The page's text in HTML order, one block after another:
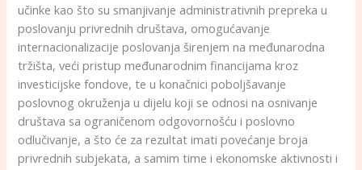
učinke kao što su smanjivanje administrativnih prepreka u
poslovanju privrednih društava, omogućavanje
internacionalizacije poslovanja širenjem na međunarodna
tržišta, veći pristup međunarodnim financijama kroz
investicijske fondove, te u konačnici poboljšavanje
poslovnog okruženja u dijelu koji se odnosi na osnivanje
društava sa ograničenom odgovornošću i poslovno
odlučivanje, a što će za rezultat imati povećanje broja
privrednih subjekata, a samim time i ekonomske aktivnosti i